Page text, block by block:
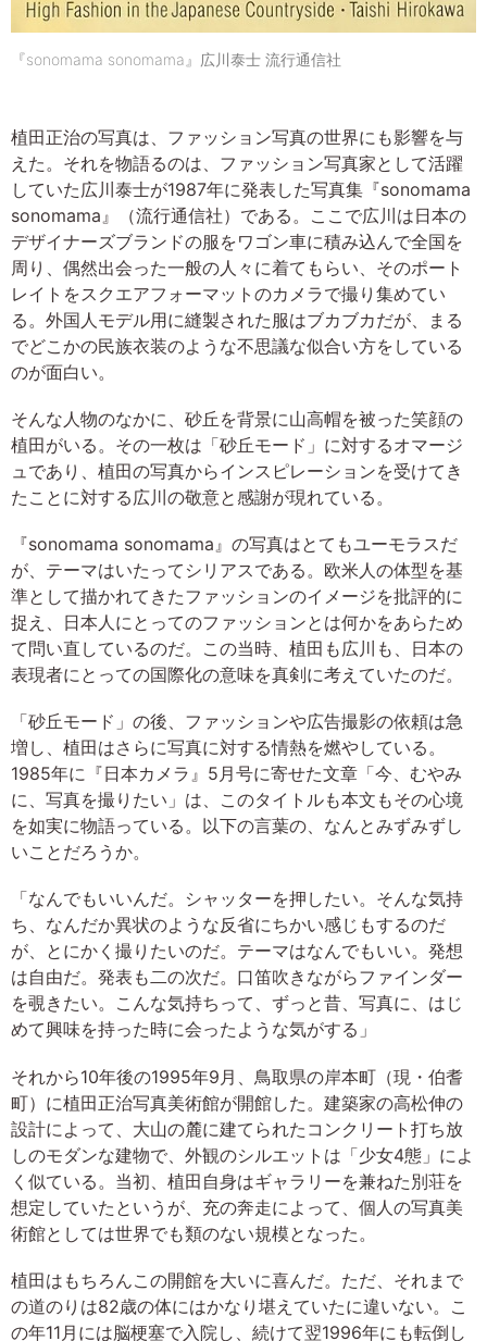
『sonomama sonomama』広川泰士 流行通信社
植田正治の写真は、ファッション写真の世界にも影響を与
えた。それを物語るのは、ファッション写真家として活躍
していた広川泰士が1987年に発表した写真集『sonomama
sonomama』（流行通信社）である。ここで広川は日本の
デザイナーズブランドの服をワゴン車に積み込んで全国を
周り、偶然出会った一般の人々に着てもらい、そのポート
レイトをスクエアフォーマットのカメラで撮り集めてい
る。外国人モデル用に縫製された服はブカブカだが、まる
でどこかの民族衣装のような不思議な似合い方をしている
のが面白い。
そんな人物のなかに、砂丘を背景に山高帽を被った笑顔の
植田がいる。その一枚は「砂丘モード」に対するオマージ
ュであり、植田の写真からインスピレーションを受けてき
たことに対する広川の敬意と感謝が現れている。
『sonomama sonomama』の写真はとてもユーモラスだ
が、テーマはいたってシリアスである。欧米人の体型を基
準として描かれてきたファッションのイメージを批評的に
捉え、日本人にとってのファッションとは何かをあらため
て問い直しているのだ。この当時、植田も広川も、日本の
表現者にとっての国際化の意味を真剣に考えていたのだ。
「砂丘モード」の後、ファッションや広告撮影の依頼は急
増し、植田はさらに写真に対する情熱を燃やしている。
1985年に『日本カメラ』5月号に寄せた文章「今、むやみ
に、写真を撮りたい」は、このタイトルも本文もその心境
を如実に物語っている。以下の言葉の、なんとみずみずし
いことだろうか。
「なんでもいいんだ。シャッターを押したい。そんな気持
ち、なんだか異状のような反省にちかい感じもするのだ
が、とにかく撮りたいのだ。テーマはなんでもいい。発想
は自由だ。発表も二の次だ。口笛吹きながらファインダー
を覗きたい。こんな気持ちって、ずっと昔、写真に、はじ
めて興味を持った時に会ったような気がする」
それから10年後の1995年9月、鳥取県の岸本町（現・伯耆
町）に植田正治写真美術館が開館した。建築家の高松伸の
設計によって、大山の麓に建てられたコンクリート打ち放
しのモダンな建物で、外観のシルエットは「少女4態」によ
く似ている。当初、植田自身はギャラリーを兼ねた別荘を
想定していたというが、充の奔走によって、個人の写真美
術館としては世界でも類のない規模となった。
植田はもちろんこの開館を大いに喜んだ。ただ、それまで
の道のりは82歳の体にはかなり堪えていたに違いない。こ
の年11月には脳梗塞で入院し、続けて翌1996年にも転倒し